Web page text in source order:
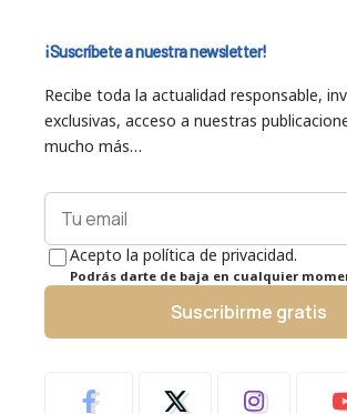
¡Suscríbete a nuestra newsletter!
Recibe toda la actualidad responsable,
exclusivas, acceso a nuestras
mucho más…
Acepto la política de privacidad.
Podrás darte de baja en cualquier
Suscribirme gratis